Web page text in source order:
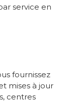
service en
fournissez
mises à jour
centres